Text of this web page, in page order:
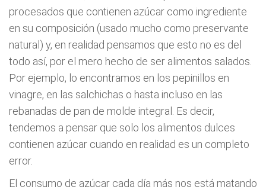
procesados que contienen azúcar como ingrediente
en su composición (usado mucho como preservante
natural) y, en realidad pensamos que esto no es del
todo así, por el mero hecho de ser alimentos salados.
Por ejemplo, lo encontramos en los pepinillos en
vinagre, en las salchichas o hasta incluso en las
rebanadas de pan de molde integral. Es decir,
tendemos a pensar que solo los alimentos dulces
contienen azúcar cuando en realidad es un completo
error.
El consumo de azúcar cada día más nos está matando